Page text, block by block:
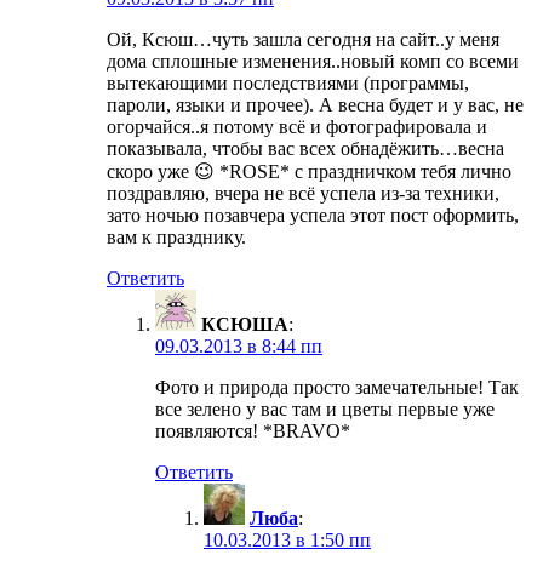
Ой, Ксюш…чуть зашла сегодня на сайт..у меня
дома сплошные изменения..новый комп со всеми
вытекающими последствиями (программы,
пароли, языки и прочее). А весна будет и у вас, не
огорчайся..я потому всё и фотографировала и
показывала, чтобы вас всех обнадёжить…весна
скоро уже 😉 *ROSE* с праздничком тебя лично
поздравляю, вчера не всё успела из-за техники,
зато ночью позавчера успела этот пост оформить,
вам к празднику.
Ответить
КСЮША:
09.03.2013 в 8:44 пп
Фото и природа просто замечательные! Так
все зелено у вас там и цветы первые уже
появляются! *BRAVO*
Ответить
Люба:
10.03.2013 в 1:50 пп